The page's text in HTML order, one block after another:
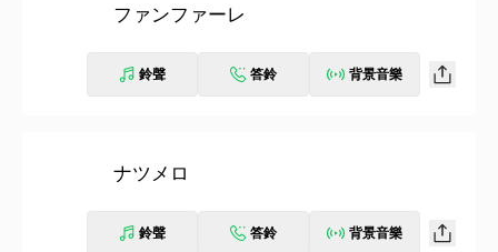
ファンファーレ
鈴聲 答鈴 背景音樂
ナツメロ
鈴聲 答鈴 背景音樂